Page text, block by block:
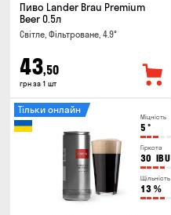
Пиво Lander Brau Premium
Beer 0.5л
Світле, Фільтроване, 4.9°
43,50
грн за 1 шт
Міцність
5 °
Гіркота
30 IBU
Щільність
13 %
Тільки онлайн